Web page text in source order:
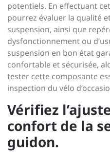
potentiels. En effectuant
pourrez évaluer la qualité
suspension, ainsi que
dysfonctionnement ou
suspension en bon état
confortable et sécurisée,
tester cette composante
inspection du vélo
Vérifiez
confort de la
guidon.